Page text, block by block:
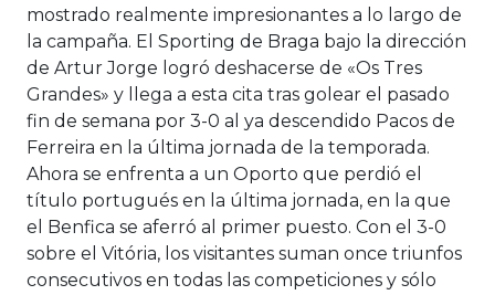
mostrado realmente impresionantes a lo largo de
la campaña. El Sporting de Braga bajo la dirección
de Artur Jorge logró deshacerse de «Os Tres
Grandes» y llega a esta cita tras golear el pasado
fin de semana por 3-0 al ya descendido Pacos de
Ferreira en la última jornada de la temporada.
Ahora se enfrenta a un Oporto que perdió el
título portugués en la última jornada, en la que
el Benfica se aferró al primer puesto. Con el 3-0
sobre el Vitória, los visitantes suman once triunfos
consecutivos en todas las competiciones y sólo